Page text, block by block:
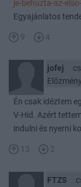
je-behuzta-az-
Egyajánlatos
9 4
jofej
Én csak idéztem
V-Hid. Azért
indulni és nyerni
13 2
FTZS